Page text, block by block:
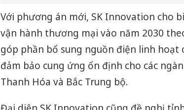
Với phương án mới, SK Innovation cho
vận hành thương mại vào năm 2030
góp phần bổ sung nguồn điện linh
đảm bảo cung ứng ổn định cho các
Thanh Hóa và Bắc Trung bộ.